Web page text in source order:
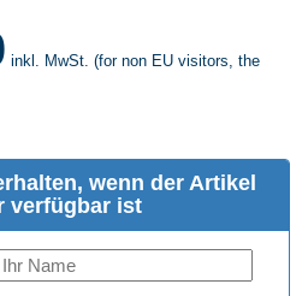
inkl. MwSt. (for non EU visitors, the
wenn der Artikel
verfügbar ist